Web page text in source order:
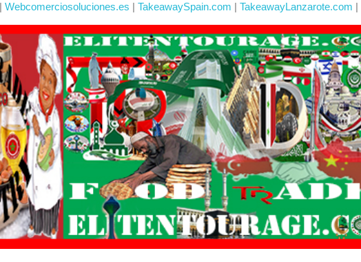
Webcomerciosoluciones.es | TakeawaySpain.com | TakeawayLanzarote.com |